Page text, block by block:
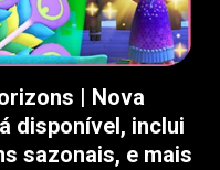
| Nova
disponível, inclui
sazonais, e mais